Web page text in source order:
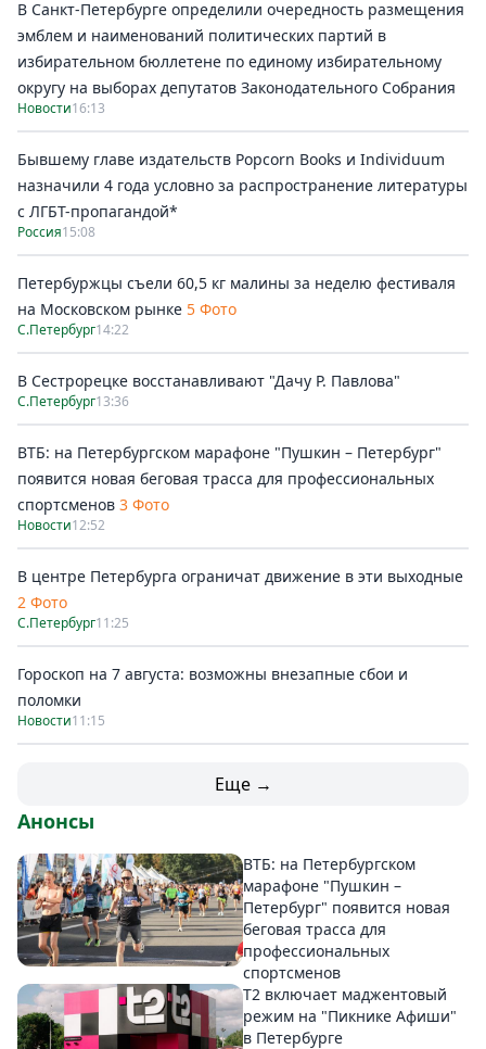
В Санкт-Петербурге определили очередность размещения
эмблем и наименований политических партий в
избирательном бюллетене по единому избирательному
округу на выборах депутатов Законодательного Собрания
Новости16:13
Бывшему главе издательств Popcorn Books и Individuum
назначили 4 года условно за распространение литературы
с ЛГБТ-пропагандой*
Россия15:08
Петербуржцы съели 60,5 кг малины за неделю фестиваля
на Московском рынке 5 Фото
С.Петербург14:22
В Сестрорецке восстанавливают "Дачу Р. Павлова"
С.Петербург13:36
ВТБ: на Петербургском марафоне "Пушкин – Петербург"
появится новая беговая трасса для профессиональных
спортсменов 3 Фото
Новости12:52
В центре Петербурга ограничат движение в эти выходные
2 Фото
С.Петербург11:25
Гороскоп на 7 августа: возможны внезапные сбои и
поломки
Новости11:15
Еще →
Анонсы
ВТБ: на Петербургском
марафоне "Пушкин –
Петербург" появится новая
беговая трасса для
профессиональных
спортсменов
Т2 включает маджентовый
режим на "Пикнике Афиши"
в Петербурге